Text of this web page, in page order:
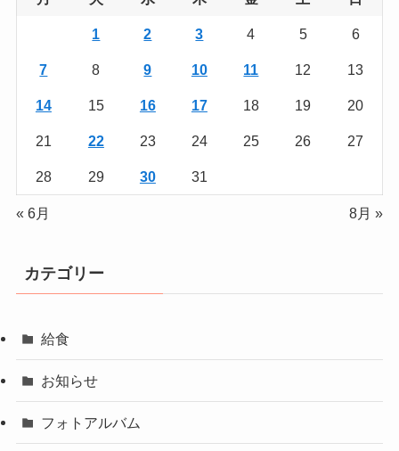
1 2 3 4 5 6
7 8 9 10 11 12 13
14 15 16 17 18 19 20
21 22 23 24 25 26 27
28 29 30 31
« 6月 8月 »
カテゴリー
給食
お知らせ
フォトアルバム